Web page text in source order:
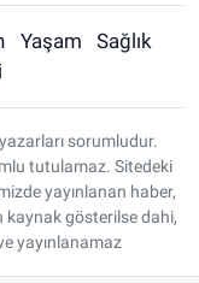
Yaşam
Sağlık
sorumludur.
tutulamaz. Sitedeki
yayınlanan haber,
kaynak gösterilse dahi,
yayınlanamaz